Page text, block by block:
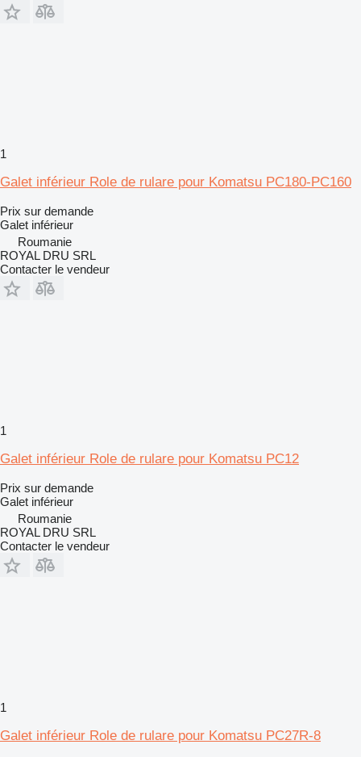
1
Galet inférieur Role de rulare pour Komatsu PC180-PC160
Prix sur demande
Galet inférieur
Roumanie
ROYAL DRU SRL
Contacter le vendeur
1
Galet inférieur Role de rulare pour Komatsu PC12
Prix sur demande
Galet inférieur
Roumanie
ROYAL DRU SRL
Contacter le vendeur
1
Galet inférieur Role de rulare pour Komatsu PC27R-8